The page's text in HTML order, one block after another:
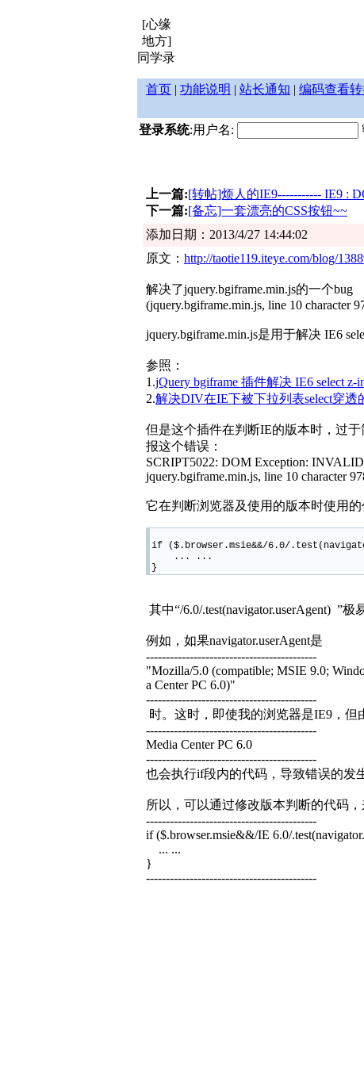
[心缘
地方]
同学录
首页 | 功能说明 | 站长通知 | 编码查看转
登录系统:用户名:
上一篇:[转帖]烦人的IE9----------- IE9 :
下一篇:[备忘]一套漂亮的CSS按钮~~
添加日期：2013/4/27 14:44:02
原文： http://taotie119.iteye.com/blog/
解决了jquery.bgiframe.min.js的一个bug
(jquery.bgiframe.min.js, line 10 character
jquery.bgiframe.min.js是用于解决 IE6
参照：
1.jQuery bgiframe 插件解决 IE6 select z-
2.解决DIV在IE下被下拉列表select穿透
但是这个插件在判断IE的版本时，过于
报这个错误：
SCRIPT5022: DOM Exception:
jquery.bgiframe.min.js, line 10 character
它在判断浏览器及使用的版本时使用的
if ($.browser.msie&&/6.0/
... ...
}
其中“/6.0/.test(navigator.userAgent) ”极
例如，如果navigator.userAgent是
-------------------------------------------
"Mozilla/5.0 (compatible; MSIE 9.0;
a Center PC 6.0)"
-------------------------------------------
时。这时，即使我的浏览器是IE9，但
-------------------------------------------
Media Center PC 6.0
-------------------------------------------
也会执行if段内的代码，导致错误的发
所以，可以通过修改版本判断的代码
-------------------------------------------
if ($.browser.msie&&/IE 6.0/
... ...
}
-------------------------------------------